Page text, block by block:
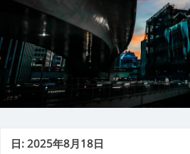
日:2025年8月18日